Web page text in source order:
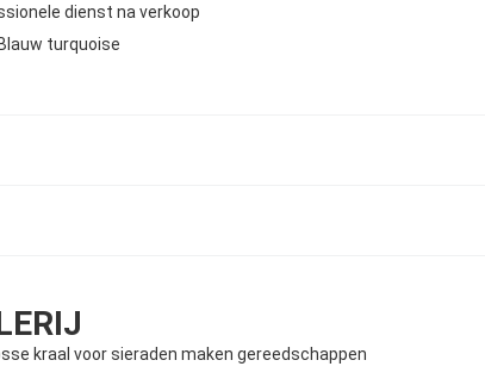
dienst na verkoop
Blauw turquoise
kraal voor sieraden maken gereedschappen